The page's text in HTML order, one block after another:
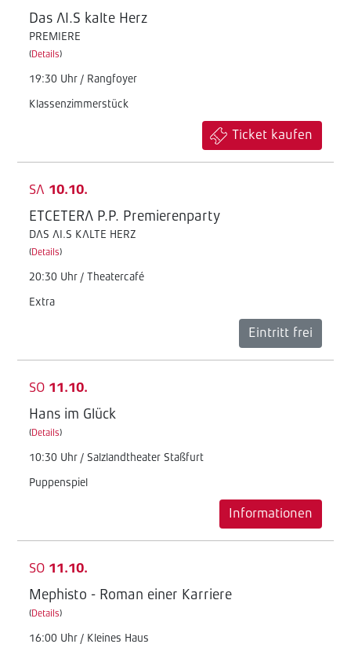
Das AI.S kalte Herz
PREMIERE
(Details)
19:30 Uhr / Rangfoyer
Klassenzimmerstück
Ticket kaufen
SA 10.10.
ETCETERA P.P. Premierenparty
DAS AI.S KALTE HERZ
(Details)
20:30 Uhr / Theatercafé
Extra
Eintritt frei
SO 11.10.
Hans im Glück
(Details)
10:30 Uhr / Salzlandtheater Staßfurt
Puppenspiel
Informationen
SO 11.10.
Mephisto - Roman einer Karriere
(Details)
16:00 Uhr / Kleines Haus